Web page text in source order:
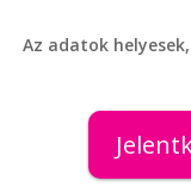
Az adatok